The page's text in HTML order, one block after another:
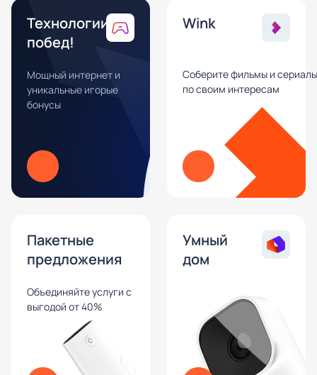
Технологии
побед!
Мощный интернет и
уникальные игорые
бонусы
Wink
Соберите фильмы и сериалы
по своим интересам
Пакетные
предложения
Объединяйте услуги с
выгодой от 40%
Умный
дом